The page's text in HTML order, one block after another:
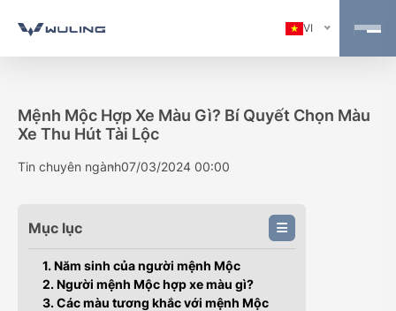
VI
Mệnh Mộc Hợp Xe Màu Gì? Bí Quyết Chọn Màu
Xe Thu Hút Tài Lộc
Tin chuyên ngành07/03/2024 00:00
Mục lục
1. Năm sinh của người mệnh Mộc
2. Người mệnh Mộc hợp xe màu gì?
3. Các màu tương khắc với mệnh Mộc